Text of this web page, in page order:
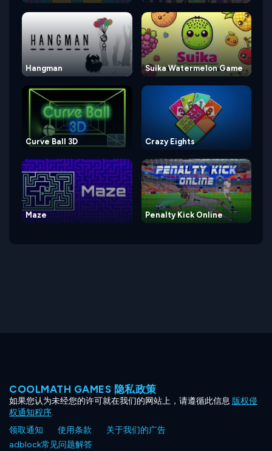
Hangman Suika Watermelon Game
Curve Ball 3D Crazy Eights
Maze Penalty Kick Online
COOLMATH GAMES 隐私政策
如果您认为未经您的许可就在我们的网站上，请遵循此信息 版权侵
权通知程序.
领取通知
使用条款
关于我们的广告
adblock常见问题解答